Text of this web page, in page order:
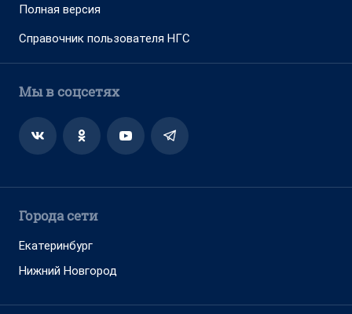
Полная версия
Справочник пользователя НГС
Мы в соцсетях
Города сети
Екатеринбург
Нижний Новгород